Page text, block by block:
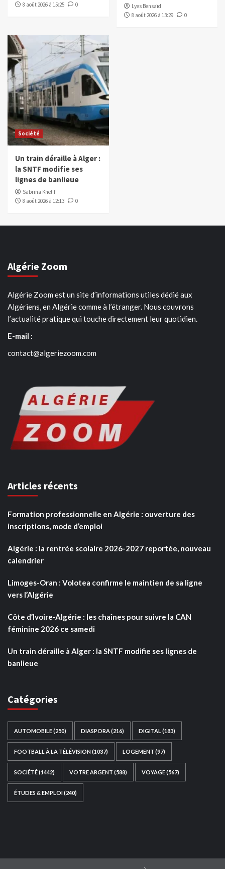
8 août 2026 à 15:25
0
Lyes Bensaïd
8 août 2026 à 13:29
0
Société
Un train déraille à Alger :
la SNTF modifie ses
lignes de banlieue
Sabrina Khelifi
8 août 2026 à 12:13
0
Algérie Zoom
Algérie Zoom est un site d’informations utiles dédié aux
Algériens, en Algérie comme à l’étranger. Nous couvrons
l’actualité pratique qui touche directement leur quotidien.
E-mail :
contact@algeriezoom.com
Articles récents
Formation professionnelle en Algérie : ouverture des
inscriptions, mode d’emploi
Algérie : la rentrée scolaire 2026-2027 reportée, nouveau
calendrier
Limoges-Oran : Volotea confirme le maintien de sa ligne
vers l’Algérie
Côte d’Ivoire-Algérie : les chaînes pour suivre la CAN
féminine 2026 ce samedi
Un train déraille à Alger : la SNTF modifie ses lignes de
banlieue
Catégories
AUTOMOBILE(250) DIASPORA (216) DIGITAL (183)
FOOTBALL À LA TÉLÉVISION(1037) LOGEMENT (97)
SOCIÉTÉ(1442) VOTRE ARGENT (588) VOYAGE(567)
ÉTUDES & EMPLOI(240)